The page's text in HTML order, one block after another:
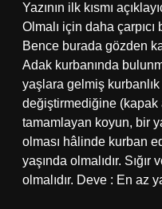
Yazının ilk kısmı
Olmalı için daha
Bence burada gözden
Adak kurbanında
yaşlara gelmiş
değiştirmediğine (kapak
tamamlayan koyun, bir
olması hâlinde kurban
yaşında olmalıdır.
olmalıdır. Deve : En az